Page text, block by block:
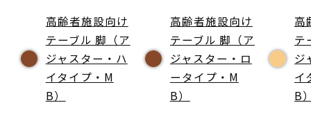
高齢者施設向け
テーブル 脚（ア
ジャスター・ハ
イタイプ・M
B）
高齢者施設向け
テーブル 脚（ア
ジャスター・ロ
ータイプ・M
B）
高
テ
ジ
イ
B